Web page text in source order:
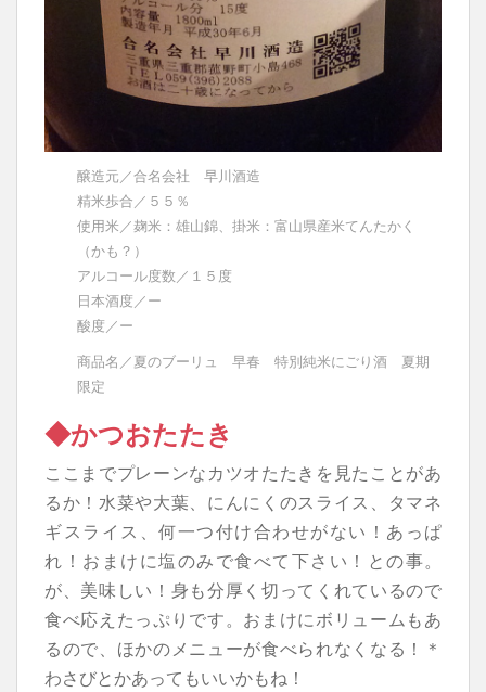
醸造元／合名会社 早川酒造
精米歩合／５５％
使用米／麹米：雄山錦、掛米：富山県産米てんたかく
（かも？）
アルコール度数／１５度
日本酒度／ー
酸度／ー
商品名／夏のブーリュ 早春 特別純米にごり酒 夏期
限定
◆かつおたたき
ここまでプレーンなカツオたたきを見たことがあ
るか！水菜や大葉、にんにくのスライス、タマネ
ギスライス、何一つ付け合わせがない！あっぱ
れ！おまけに塩のみで食べて下さい！との事。
が、美味しい！身も分厚く切ってくれているので
食べ応えたっぷりです。おまけにボリュームもあ
るので、ほかのメニューが食べられなくなる！＊
わさびとかあってもいいかもね！